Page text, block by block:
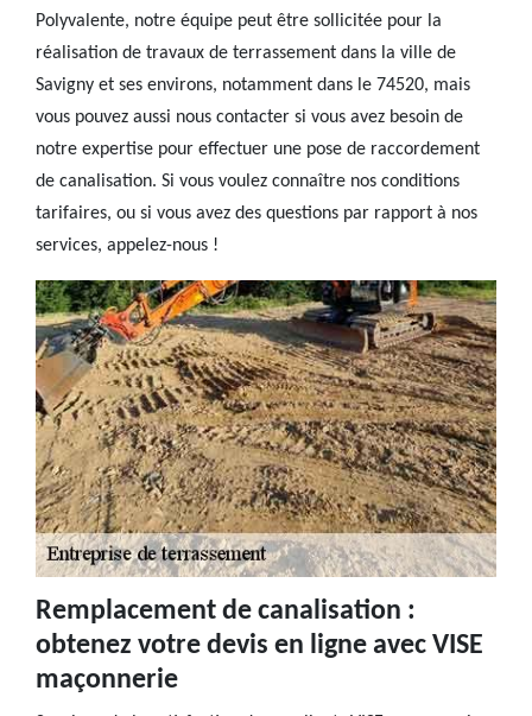
Polyvalente, notre équipe peut être sollicitée pour la
réalisation de travaux de terrassement dans la ville de
Savigny et ses environs, notamment dans le 74520, mais
vous pouvez aussi nous contacter si vous avez besoin de
notre expertise pour effectuer une pose de raccordement
de canalisation. Si vous voulez connaître nos conditions
tarifaires, ou si vous avez des questions par rapport à nos
services, appelez-nous !
Remplacement de canalisation :
obtenez votre devis en ligne avec VISE
maçonnerie